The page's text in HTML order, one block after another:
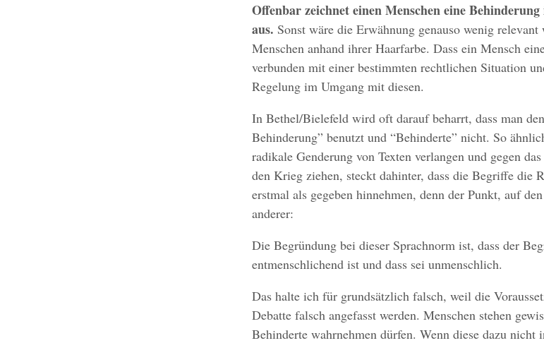
Offenbar zeichnet einen Menschen eine
aus. Sonst wäre die Erwähnung genauso wenig
Menschen anhand ihrer Haarfarbe. Dass ein Mensch
verbunden mit einer bestimmten rechtlichen Situation
Regelung im Umgang mit diesen.
In Bethel/Bielefeld wird oft darauf beharrt, dass man
Behinderung” benutzt und “Behinderte” nicht. So
radikale Genderung von Texten verlangen und gegen
den Krieg ziehen, steckt dahinter, dass die Begriffe die
erstmal als gegeben hinnehmen, denn der Punkt, auf
anderer:
Die Begründung bei dieser Sprachnorm ist, dass der
entmenschlichend ist und dass sei unmenschlich.
Das halte ich für grundsätzlich falsch, weil die
Debatte falsch angefasst werden. Menschen stehen
Behinderte wahrnehmen dürfen. Wenn diese dazu nicht